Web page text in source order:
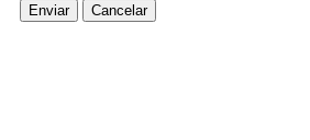
Enviar Cancelar